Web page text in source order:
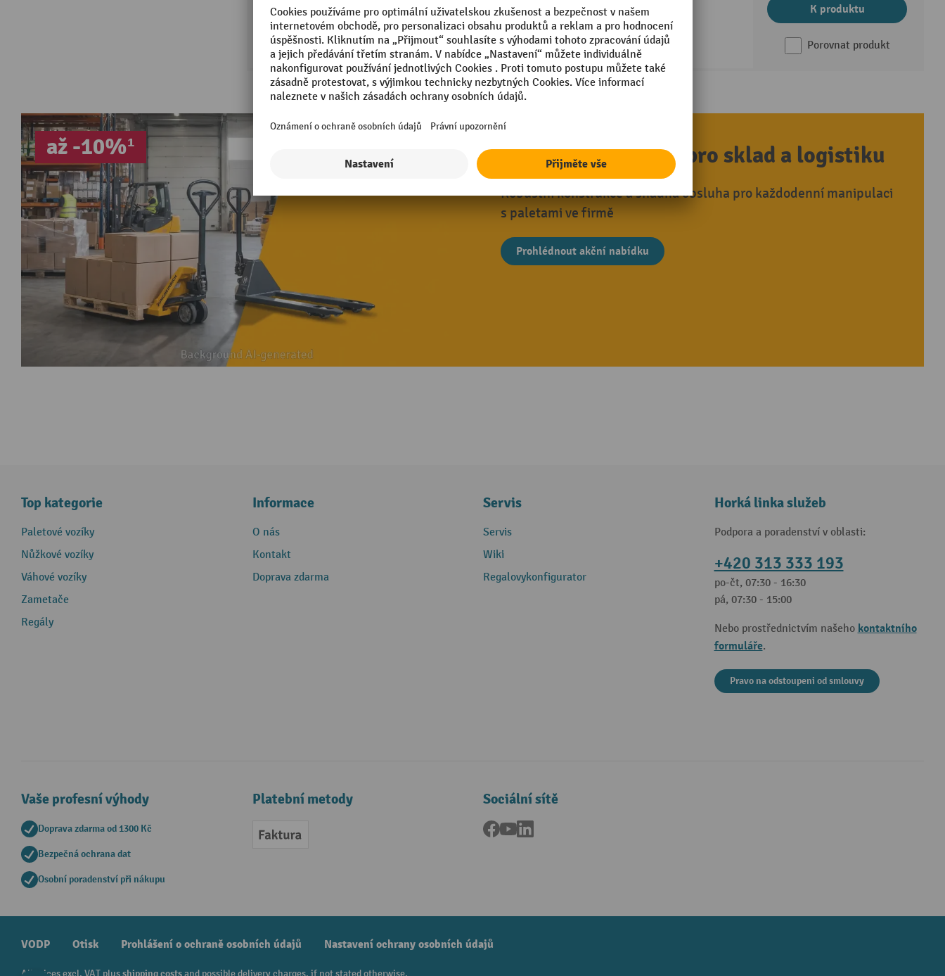
11 Varianty
K produktu
Porovnat produkt
až -10%¹ Univerzální řešení pro sklad a logistiku
Robustní konstrukce a snadná obsluha pro každodenní manipulaci
s paletami ve firmě
Prohlédnout akční nabídku
Top kategorie
Paletové vozíky
Nůžkové vozíky
Váhové vozíky
Zametače
Regály
Informace
O nás
Kontakt
Doprava zdarma
Servis
Servis
Wiki
Regalovykonfigurator
Horká linka služeb
Podpora a poradenství v oblasti:
+420 313 333 193
po-čt, 07:30 - 16:30
pá, 07:30 - 15:00
Nebo prostřednictvím našeho kontaktního
formuláře.
Pravo na odstoupeni od smlouvy
Vaše profesní výhody
Doprava zdarma od 1300 Kč
Bezpečná ochrana dat
Osobní poradenství při nákupu
Platební metody
Faktura
Sociální sítě
Facebook
YouTube
VODP Otisk Prohlášení o ochraně osobních údajů Nastavení ochrany osobních údajů